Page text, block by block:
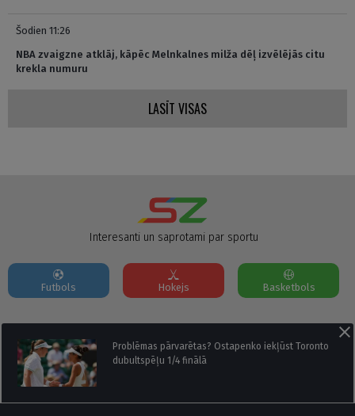
Šodien 11:26
NBA zvaigzne atklāj, kāpēc Melnkalnes milža dēļ izvēlējās citu
krekla numuru
LASĪT VISAS
Problēmas pārvarētas? Ostapenko iekļūst Toronto
dubultspēļu 1/4 finālā
Interesanti un saprotami par sportu
Futbols Hokejs Basketbols
Par mums Reklāmas Parametri Kontakti
Seko mums: